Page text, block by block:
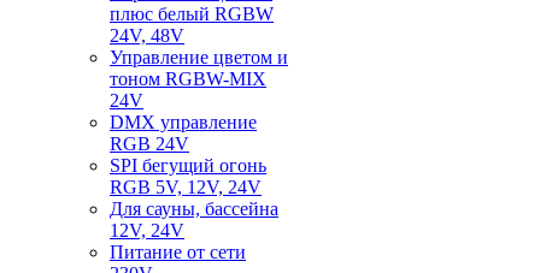
плюс белый RGBW
24V, 48V
Управление цветом и
тоном RGBW-MIX
24V
DMX управление
RGB 24V
SPI бегущий огонь
RGB 5V, 12V, 24V
Для сауны, бассейна
12V, 24V
Питание от сети